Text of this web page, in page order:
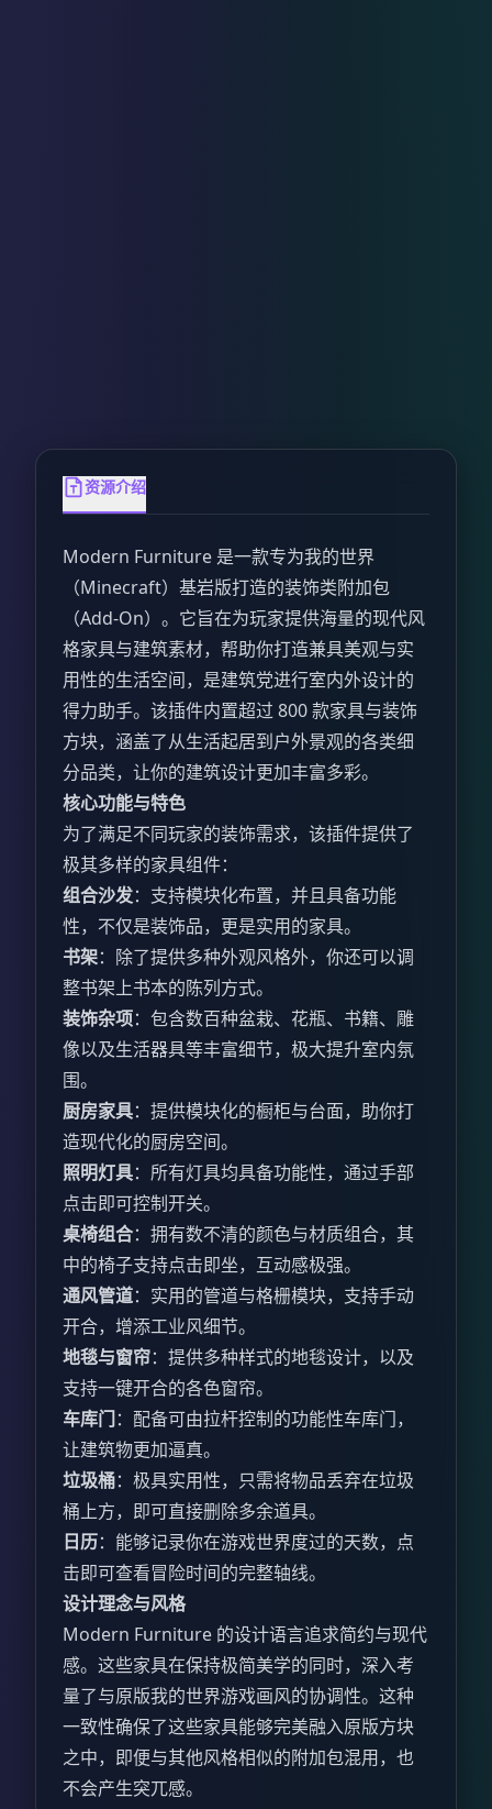
资源介绍
Modern Furniture 是一款专为我的世界
（Minecraft）基岩版打造的装饰类附加包
（Add-On）。它旨在为玩家提供海量的现代风
格家具与建筑素材，帮助你打造兼具美观与实
用性的生活空间，是建筑党进行室内外设计的
得力助手。该插件内置超过 800 款家具与装饰
方块，涵盖了从生活起居到户外景观的各类细
分品类，让你的建筑设计更加丰富多彩。
核心功能与特色
为了满足不同玩家的装饰需求，该插件提供了
极其多样的家具组件：
组合沙发：支持模块化布置，并且具备功能
性，不仅是装饰品，更是实用的家具。
书架：除了提供多种外观风格外，你还可以调
整书架上书本的陈列方式。
装饰杂项：包含数百种盆栽、花瓶、书籍、雕
像以及生活器具等丰富细节，极大提升室内氛
围。
厨房家具：提供模块化的橱柜与台面，助你打
造现代化的厨房空间。
照明灯具：所有灯具均具备功能性，通过手部
点击即可控制开关。
桌椅组合：拥有数不清的颜色与材质组合，其
中的椅子支持点击即坐，互动感极强。
通风管道：实用的管道与格栅模块，支持手动
开合，增添工业风细节。
地毯与窗帘：提供多种样式的地毯设计，以及
支持一键开合的各色窗帘。
车库门：配备可由拉杆控制的功能性车库门，
让建筑物更加逼真。
垃圾桶：极具实用性，只需将物品丢弃在垃圾
桶上方，即可直接删除多余道具。
日历：能够记录你在游戏世界度过的天数，点
击即可查看冒险时间的完整轴线。
设计理念与风格
Modern Furniture 的设计语言追求简约与现代
感。这些家具在保持极简美学的同时，深入考
量了与原版我的世界游戏画风的协调性。这种
一致性确保了这些家具能够完美融入原版方块
之中，即便与其他风格相似的附加包混用，也
不会产生突兀感。